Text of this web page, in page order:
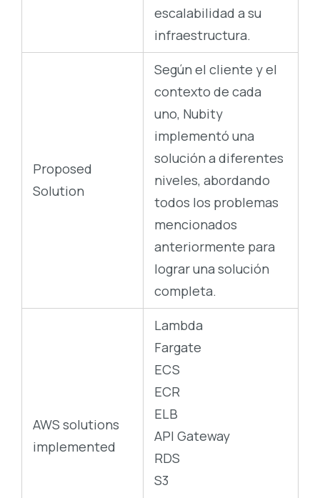
escalabilidad a su
infraestructura.
Proposed
Solution
Según el cliente y el
contexto de cada
uno, Nubity
implementó una
solución a diferentes
niveles, abordando
todos los problemas
mencionados
anteriormente para
lograr una solución
completa.
AWS solutions
implemented
Lambda
Fargate
ECS
ECR
ELB
API Gateway
RDS
S3